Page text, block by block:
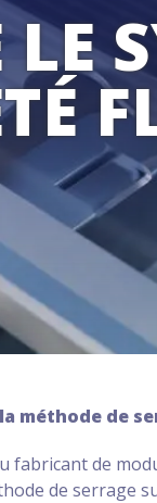
méthode de
fabricant de
de serrage